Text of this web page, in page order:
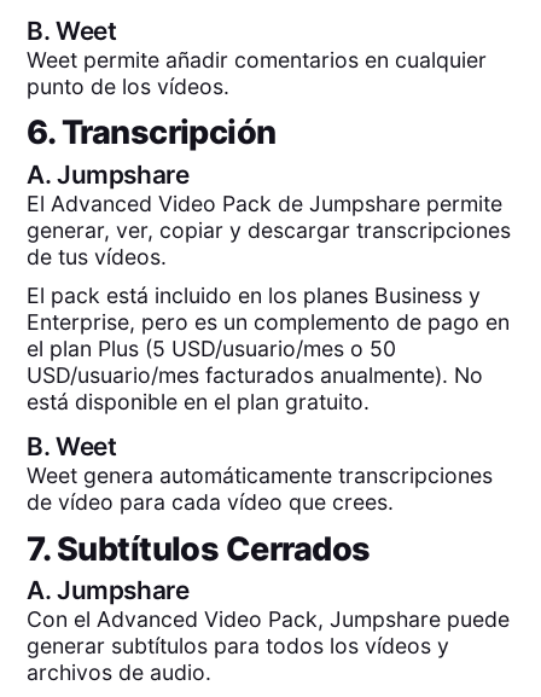
B.Weet
Weet permite añadir comentarios en cualquier
punto de los vídeos.
6. Transcripción
A.Jumpshare
El Advanced Video Pack de Jumpshare permite
generar, ver, copiar y descargar transcripciones
de tus vídeos.
El pack está incluido en los planes Business y
Enterprise, pero es un complemento de pago en
el plan Plus (5 USD/usuario/mes o 50
USD/usuario/mes facturados anualmente). No
está disponible en el plan gratuito.
B.Weet
Weet genera automáticamente transcripciones
de vídeo para cada vídeo que crees.
7. Subtítulos Cerrados
A.Jumpshare
Con el Advanced Video Pack, Jumpshare puede
generar subtítulos para todos los vídeos y
archivos de audio.